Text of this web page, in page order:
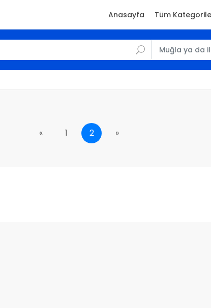
Anasayfa Tüm
« 1 2 »